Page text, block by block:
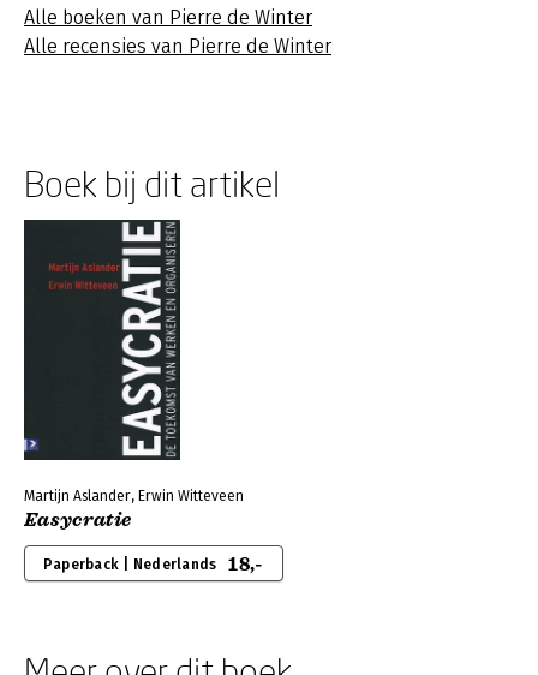
Alle boeken van Pierre de Winter
Alle recensies van Pierre de Winter
Boek bij dit artikel
Martijn Aslander, Erwin Witteveen
Easycratie
Paperback | Nederlands 18,-